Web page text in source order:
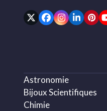
TwitterFacebook
Instagram
Astronomie
Bijoux Scientifiques
Chimie